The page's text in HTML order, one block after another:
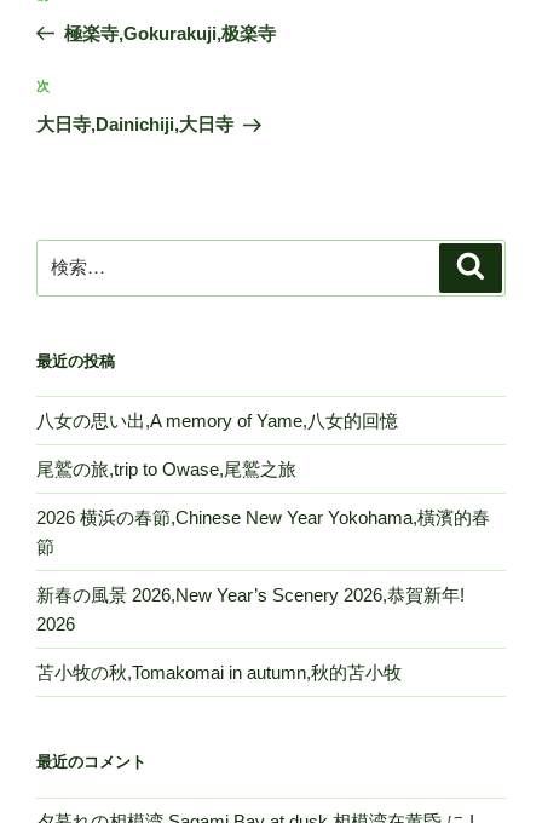
ナ
ビ
ゲ
ン
の
稿
極楽寺,Gokurakuji,极楽寺
次
の
次
大日寺,Dainichiji,大日寺
索:
最近の投稿
八女の思い出,A memory of Yame,八女的回憶
尾鷲の旅,trip to Owase,尾鷲之旅
2026 横浜の春節,Chinese New Year Yokohama,橫濱的春
節
新春の風景 2026,New Year’s Scenery 2026,恭賀新年!
2026
苫小牧の秋,Tomakomai in autumn,秋的苫小牧
最近のコメント